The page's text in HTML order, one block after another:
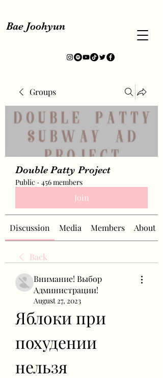
Bae Joohyun
Groups
Double Patty Project
Public · 456 members
Join
Discussion Media Members About
Back
Внимание! Выбор
Администрации!
August 27, 2023
Яблоки при
похудении
нельзя